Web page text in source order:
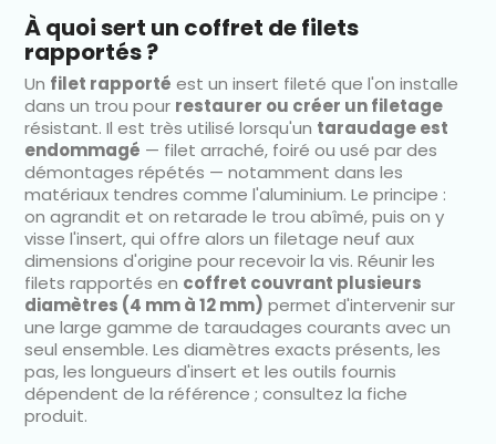
À quoi sert un coffret de filets
rapportés ?
Un filet rapporté est un insert fileté que l'on installe
dans un trou pour restaurer ou créer un filetage
résistant. Il est très utilisé lorsqu'un taraudage est
endommagé — filet arraché, foiré ou usé par des
démontages répétés — notamment dans les
matériaux tendres comme l'aluminium. Le principe :
on agrandit et on retarade le trou abîmé, puis on y
visse l'insert, qui offre alors un filetage neuf aux
dimensions d'origine pour recevoir la vis. Réunir les
filets rapportés en coffret couvrant plusieurs
diamètres (4 mm à 12 mm) permet d'intervenir sur
une large gamme de taraudages courants avec un
seul ensemble. Les diamètres exacts présents, les
pas, les longueurs d'insert et les outils fournis
dépendent de la référence ; consultez la fiche
produit.